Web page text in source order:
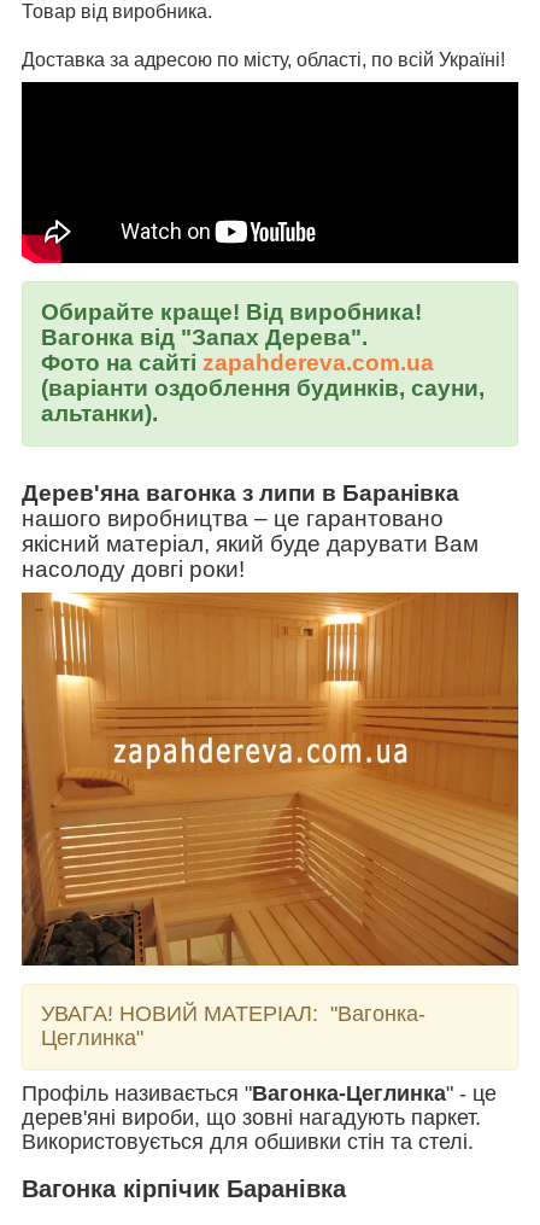
Товар від виробника.
Доставка за адресою по місту, області, по всій Україні!
Обирайте краще! Від виробника!
Вагонка від "Запах Дерева".
Фото на сайті zapahdereva.com.ua
(варіанти оздоблення будинків, сауни,
альтанки).
Дерев'яна вагонка з липи в Баранівка
нашого виробництва – це гарантовано
якісний матеріал, який буде дарувати Вам
насолоду довгі роки!
УВАГА! НОВИЙ МАТЕРІАЛ: "Вагонка-
Цеглинка"
Профіль називається "Вагонка-Цеглинка" - це
дерев'яні вироби, що зовні нагадують паркет.
Використовується для обшивки стін та стелі.
Вагонка кірпічик Баранівка